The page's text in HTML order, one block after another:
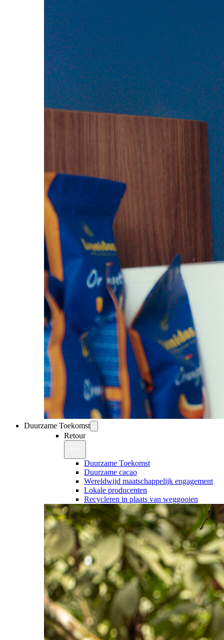
Duurzame Toekomst
Retour
Duurzame Toekomst
Duurzame cacao
Wereldwijd maatschappelijk engagement
Lokale producenten
Recycleren in plaats van weggooien